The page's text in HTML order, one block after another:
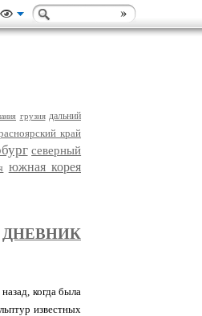
грузия дальний
край
северный
южная корея
ДНЕВНИК
когда была
известных